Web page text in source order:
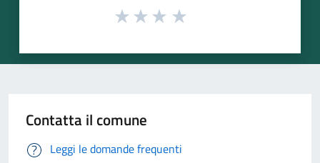
Contatta il comune
Leggi le domande frequenti